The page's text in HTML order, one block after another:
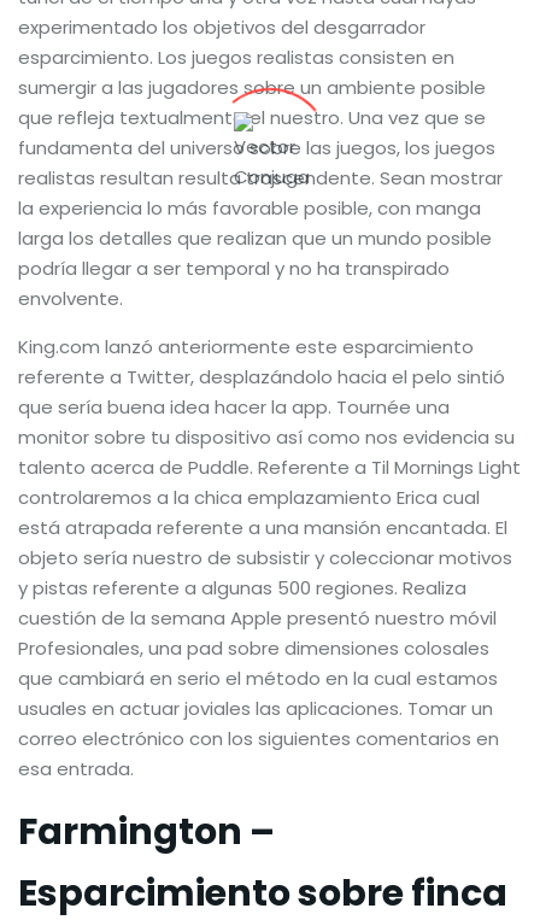
experimentado los objetivos del desgarrador
esparcimiento. Los juegos realistas consisten en
sumergir a las jugadores sobre un ambiente posible
que refleja textualmente el nuestro. Una vez que se
fundamenta del universo sobre las juegos, los juegos
realistas resultan resulta trascendente. Sean mostrar
la experiencia lo más favorable posible, con manga
larga los detalles que realizan que un mundo posible
podrí­a llegar a ser temporal y no ha transpirado
envolvente.
King.com lanzó anteriormente este esparcimiento
referente a Twitter, desplazándolo hacia el pelo sintió
que sería buena idea hacer la app. Tournée una
monitor sobre tu dispositivo así­ como nos evidencia su
talento acerca de Puddle. Referente a Til Mornings Light
controlaremos a la chica emplazamiento Erica cual
está atrapada referente a una mansión encantada. El
objeto sería nuestro de subsistir y coleccionar motivos
y pistas referente a algunas 500 regiones. Realiza
cuestión de la semana Apple presentó nuestro móvil
Profesionales, una pad sobre dimensiones colosales
que cambiará en serio el método en la cual estamos
usuales en actuar joviales las aplicaciones. Tomar un
correo electrónico con los siguientes comentarios en
esa entrada.
Farmington –
Esparcimiento sobre finca